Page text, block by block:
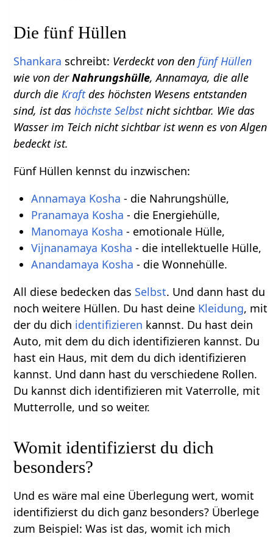
Die fünf Hüllen
Shankara schreibt: Verdeckt von denfünf Hüllen
wie von derNahrungshülle, Annamaya, die alle
durch dieKraftdes höchsten Wesens entstanden
sind, ist dashöchste Selbstnicht sichtbar. Wie das
Wasser im Teich nicht sichtbar ist wenn es von Algen
bedeckt ist.
Fünf Hüllen kennst du inzwischen:
Annamaya Kosha - die Nahrungshülle,
Pranamaya Kosha - die Energiehülle,
Manomaya Kosha - emotionale Hülle,
Vijnanamaya Kosha - die intellektuelle Hülle,
Anandamaya Kosha - die Wonnehülle.
All diese bedecken das Selbst. Und dann hast du
noch weitere Hüllen. Du hast deine Kleidung, mit
der du dich identifizieren kannst. Du hast dein
Auto, mit dem du dich identifizieren kannst. Du
hast ein Haus, mit dem du dich identifizieren
kannst. Und dann hast du verschiedene Rollen.
Du kannst dich identifizieren mit Vaterrolle, mit
Mutterrolle, und so weiter.
Womit identifizierst du dich
besonders?
Und es wäre mal eine Überlegung wert, womit
identifizierst du dich ganz besonders? Überlege
zum Beispiel: Was ist das, womit ich mich